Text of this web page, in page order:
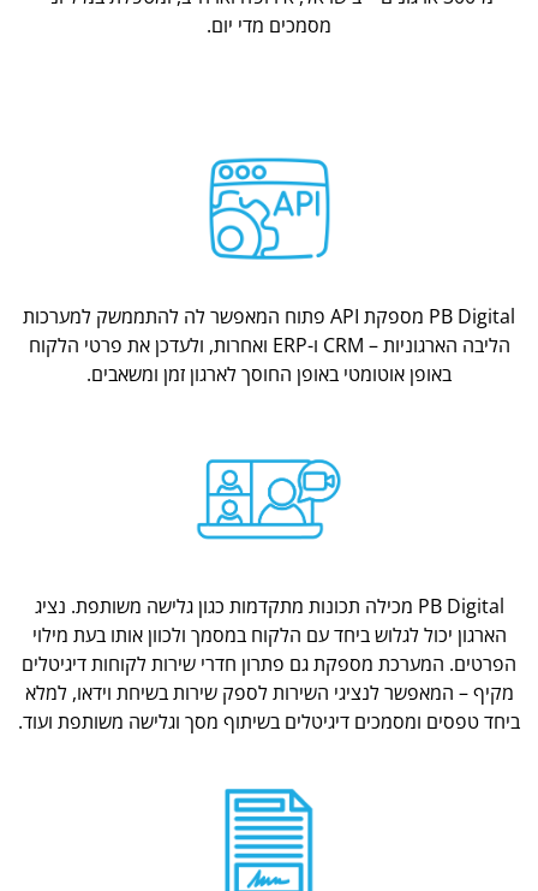
מסמכים מדי יום.
PB Digital מספקת API פתוח המאפשר לה להתממשק למערכות
הליבה הארגוניות – CRM ו-ERP ואחרות, ולעדכן את פרטי הלקוח
באופן אוטומטי באופן החוסך לארגון זמן ומשאבים.
PB Digital מכילה תכונות מתקדמות כגון גלישה משותפת. נציג
הארגון יכול לגלוש ביחד עם הלקוח במסמך ולכוון אותו בעת מילוי
הפרטים. המערכת מספקת גם פתרון חדרי שירות לקוחות דיגיטלים
מקיף – המאפשר לנציגי השירות לספק שירות בשיחת וידאו, למלא
ביחד טפסים ומסמכים דיגיטלים בשיתוף מסך וגלישה משותפת ועוד.